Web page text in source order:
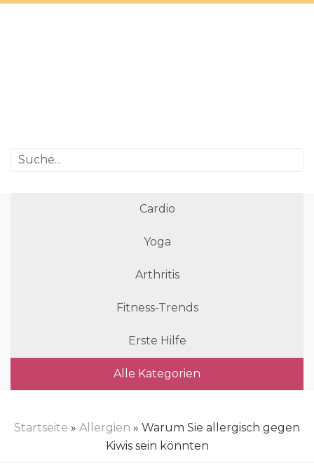
Cardio
Yoga
Arthritis
Fitness-Trends
Erste Hilfe
Alle Kategorien
Startseite » Allergien » Warum Sie allergisch gegen
Kiwis sein könnten